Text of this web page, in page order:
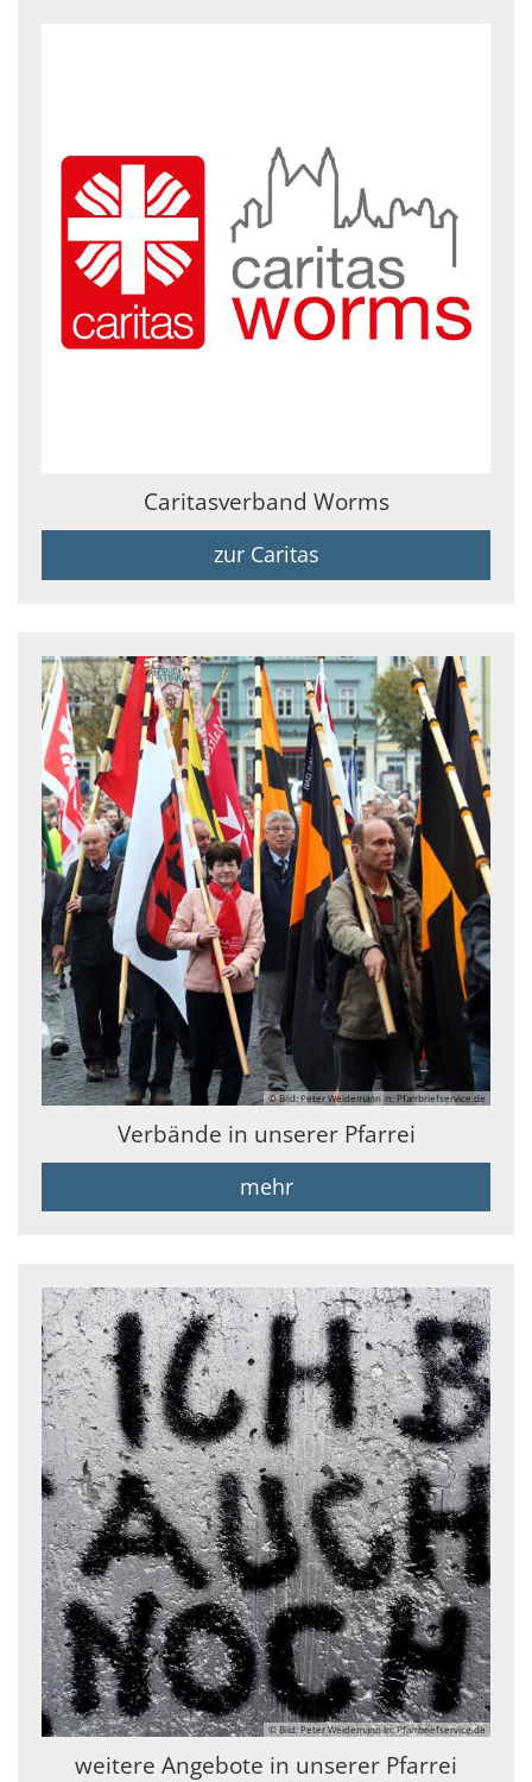
Caritasverband Worms
zur Caritas
© Bild: Peter Weidemann in: Pfarrbriefservice.de
Verbände in unserer Pfarrei
mehr
© Bild: Peter Weidemann In: Pfarrbriefservice.de
weitere Angebote in unserer Pfarrei